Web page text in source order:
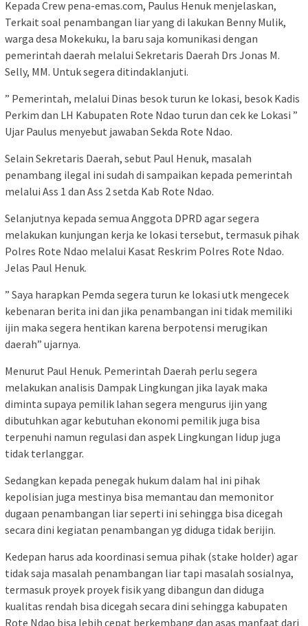
Kepada Crew pena-emas.com, Paulus Henuk menjelaskan,
Terkait soal penambangan liar yang di lakukan Benny Mulik,
warga desa Mokekuku, Ia baru saja komunikasi dengan
pemerintah daerah melalui Sekretaris Daerah Drs Jonas M.
Selly, MM. Untuk segera ditindaklanjuti.
” Pemerintah, melalui Dinas besok turun ke lokasi, besok Kadis
Perkim dan LH Kabupaten Rote Ndao turun dan cek ke Lokasi ”
Ujar Paulus menyebut jawaban Sekda Rote Ndao.
Selain Sekretaris Daerah, sebut Paul Henuk, masalah
penambang ilegal ini sudah di sampaikan kepada pemerintah
melalui Ass 1 dan Ass 2 setda Kab Rote Ndao.
Selanjutnya kepada semua Anggota DPRD agar segera
melakukan kunjungan kerja ke lokasi tersebut, termasuk pihak
Polres Rote Ndao melalui Kasat Reskrim Polres Rote Ndao.
Jelas Paul Henuk.
” Saya harapkan Pemda segera turun ke lokasi utk mengecek
kebenaran berita ini dan jika penambangan ini tidak memiliki
ijin maka segera hentikan karena berpotensi merugikan
daerah” ujarnya.
Menurut Paul Henuk. Pemerintah Daerah perlu segera
melakukan analisis Dampak Lingkungan jika layak maka
diminta supaya pemilik lahan segera mengurus ijin yang
dibutuhkan agar kebutuhan ekonomi pemilik juga bisa
terpenuhi namun regulasi dan aspek Lingkungan Iidup juga
tidak terlanggar.
Sedangkan kepada penegak hukum dalam hal ini pihak
kepolisian juga mestinya bisa memantau dan memonitor
dugaan penambangan liar seperti ini sehingga bisa dicegah
secara dini kegiatan penambangan yg diduga tidak berijin.
Kedepan harus ada koordinasi semua pihak (stake holder) agar
tidak saja masalah penambangan liar tapi masalah sosialnya,
termasuk proyek proyek fisik yang dibangun dan diduga
kualitas rendah bisa dicegah secara dini sehingga kabupaten
Rote Ndao bisa lebih cepat berkembang dan asas manfaat dari